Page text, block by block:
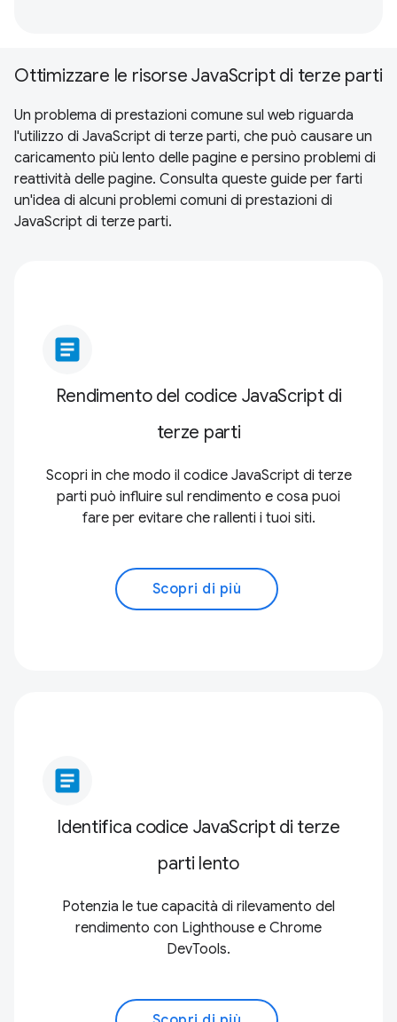
Ottimizzare le risorse JavaScript di terze parti
Un problema di prestazioni comune sul web riguarda
l'utilizzo di JavaScript di terze parti, che può causare un
caricamento più lento delle pagine e persino problemi di
reattività delle pagine. Consulta queste guide per farti
un'idea di alcuni problemi comuni di prestazioni di
JavaScript di terze parti.
article
Rendimento del codice JavaScript di
terze parti
Scopri in che modo il codice JavaScript di terze
parti può influire sul rendimento e cosa puoi
fare per evitare che rallenti i tuoi siti.
Scopri di più
article
Identifica codice JavaScript di terze
parti lento
Potenzia le tue capacità di rilevamento del
rendimento con Lighthouse e Chrome
DevTools.